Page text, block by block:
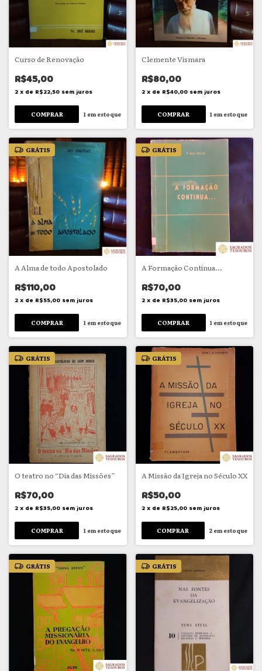
Curso de Renovação
R$45,00
2 x de R$22,50 sem juros
1em estoque
Clemente Vismara
R$80,00
2 x de R$40,00 sem juros
1 em estoque
GRÁTIS
A Alma de todo Apostolado
R$110,00
2 x de R$55,00 sem juros
1 em estoque
GRÁTIS
A Formação Continua...
R$70,00
2 x de R$35,00 sem juros
1 em estoque
GRÁTIS
O teatro no “Dia das Missões”
R$70,00
2 x de R$35,00 sem juros
1em estoque
GRÁTIS
A Missão da Igreja no Século XX
R$50,00
2 x de R$25,00 sem juros
2 em estoque
GRÁTIS GRÁTIS